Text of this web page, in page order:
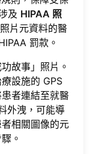
及 HIPAA 照
片元資料的醫
罰款。
故事」照片。
設施的 GPS
者連結至就醫
外洩，可能導
相關圖像的元
。